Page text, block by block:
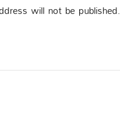
will not be published.